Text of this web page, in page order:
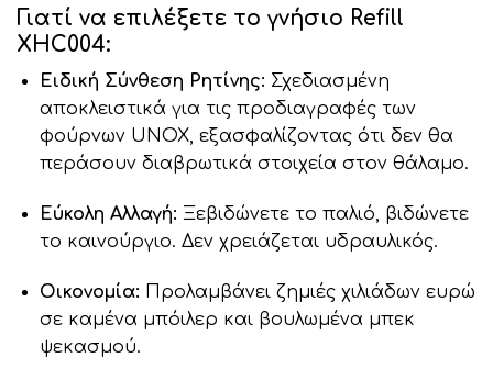
Γιατί να επιλέξετε το γνήσιο Refill
XHC004:
Ειδική Σύνθεση Ρητίνης: Σχεδιασμένη
αποκλειστικά για τις προδιαγραφές των
φούρνων UNOX, εξασφαλίζοντας ότι δεν θα
περάσουν διαβρωτικά στοιχεία στον θάλαμο.
Εύκολη Αλλαγή: Ξεβιδώνετε το παλιό, βιδώνετε
το καινούργιο. Δεν χρειάζεται υδραυλικός.
Οικονομία: Προλαμβάνει ζημιές χιλιάδων ευρώ
σε καμένα μπόιλερ και βουλωμένα μπεκ
ψεκασμού.